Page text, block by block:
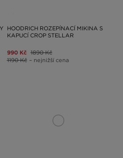
HOODRICH ROZEPÍNACÍ MIKINA S
KAPUCÍ CROP STELLAR
990 Kč 1890 Kč
1190 Kč – nejnižší cena